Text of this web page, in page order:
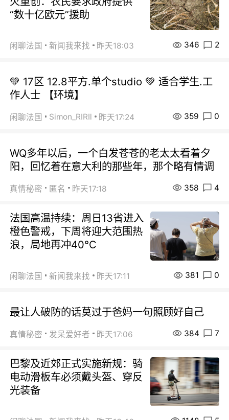
“数十亿欧元”援助
闲聊法国 新闻我来找 昨天18:03 346 2
💚 17区 12.8平方.单个studio 💚 适合学生.工
作人士 【环境】
闲聊法国 Simon_RIRIl 昨天17:24 359 0
WQ多年以后，一个白发苍苍的老太太看着夕
阳，回忆着在意大利的那些年，那个略有情调
真情秘密 匿名 昨天17:18 358 4
法国高温持续：周日13省进入
橙色警戒，下周将迎大范围热
浪，局地再冲40℃
闲聊法国 新闻我来找 昨天17:11 381 0
最让人破防的话莫过于爸妈一句照顾好自己
真情秘密 发呆爱好者 昨天17:06 384 7
巴黎及近郊正式实施新规：骑
电动滑板车必须戴头盔、穿反
光装备